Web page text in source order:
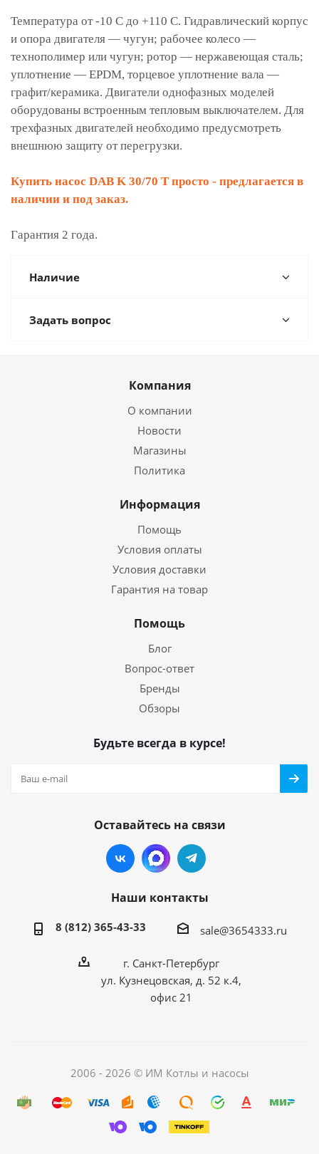
Температура от -10 С до +110 С. Гидравлический корпус
и опора двигателя — чугун; рабочее колесо —
технополимер или чугун; ротор — нержавеющая сталь;
уплотнение — EPDM, торцевое уплотнение вала —
графит/керамика. Двигатели однофазных моделей
оборудованы встроенным тепловым выключателем. Для
трехфазных двигателей необходимо предусмотреть
внешнюю защиту от перегрузки.
Купить насос DAB K 30/70 T просто - предлагается в
наличии и под заказ.
Гарантия 2 года.
Наличие
Задать вопрос
Компания
О компании
Новости
Магазины
Политика
Информация
Помощь
Условия оплаты
Условия доставки
Гарантия на товар
Помощь
Блог
Вопрос-ответ
Бренды
Обзоры
Будьте всегда в курсе!
Оставайтесь на связи
Наши контакты
8 (812) 365-43-33 sale@3654333.ru
г. Санкт-Петербург
ул. Кузнецовская, д. 52 к.4,
офис 21
2006 - 2026 © ИМ Котлы и насосы